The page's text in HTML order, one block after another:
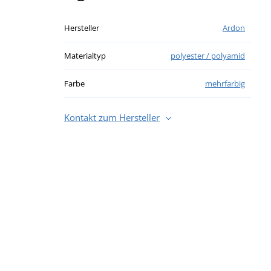
Hersteller Ardon
Materialtyp polyester / polyamid
Farbe mehrfarbig
Kontakt zum Hersteller